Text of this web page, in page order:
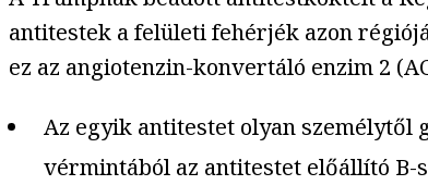
antitestek a felületi fehérjék azon
ez az angiotenzin-konvertáló enzim 2
Az egyik antitestet olyan
vérmintából az antitestet előállító B-